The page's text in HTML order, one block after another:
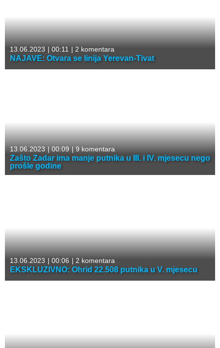
13.06.2023 | 00:11 | 2 komentara
NAJAVE: Otvara se linija Yerevan-Tivat
13.06.2023 |00:09 |9 komentara
Zašto Zadar ima manje putnika u III. i IV. mjesecu nego
prošle godine
13.06.2023 | 00:06 | 2 komentara
EKSKLUZIVNO: Ohrid 22.508 putnika u V. mjesecu